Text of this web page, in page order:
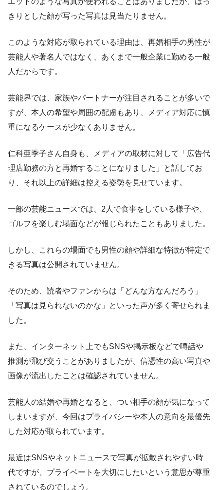
きりとした顔が写った写真は見当たりません。
このような対応が取られている理由は、再婚相手の男性が
芸能人や著名人ではなく、あくまで一般企業に勤める一般
人だからです。
芸能界では、家族やパートナーが注目されることが多いで
すが、本人の希望や周囲の配慮もあり、メディア対応に慎
重になるケースが少なくありません。
仁科亜季子さん自身も、メディアの取材に対して「広告代
理店勤務の方と再婚することになりました」と話してお
り、それ以上の詳細は控える姿勢を見せています。
一部の芸能ニュースでは、2人で食事をしている様子や、
ゴルフを楽しむ場面などが報じられたこともありました。
しかし、これらの場面でも男性の顔や詳細な特徴が特定で
きる写真は公開されていません。
そのため、読者やファンからは「どんな方なんだろう」
「写真は見られないのかな」といった声が多く寄せられま
した。
また、インターネット上でもSNSや掲示板などで噂話や
推測が飛び交うことがありましたが、信憑性の高い写真や
画像が流出したことは確認されていません。
芸能人の結婚や再婚となると、つい相手の顔が気になって
しまいますが、今回はプライバシーや本人の意向を最優先
した対応が取られています。
最近はSNSやネットニュースで写真が拡散されやすい時
代ですが、プライベートを大切にしたいという意思が尊重
されているのでしょう。